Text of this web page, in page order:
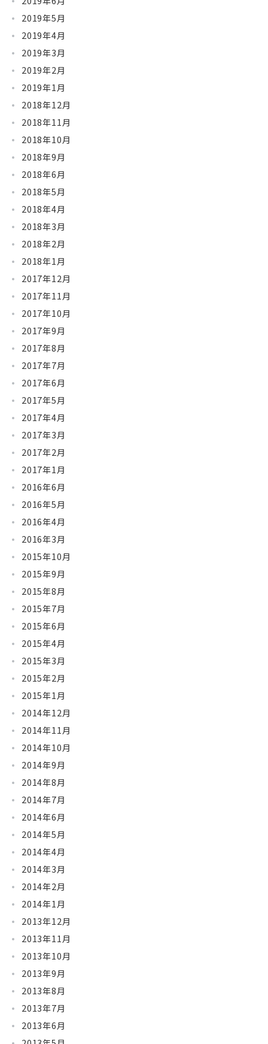
2019年5月
2019年4月
2019年3月
2019年2月
2019年1月
2018年12月
2018年11月
2018年10月
2018年9月
2018年6月
2018年5月
2018年4月
2018年3月
2018年2月
2018年1月
2017年12月
2017年11月
2017年10月
2017年9月
2017年8月
2017年7月
2017年6月
2017年5月
2017年4月
2017年3月
2017年2月
2017年1月
2016年6月
2016年5月
2016年4月
2016年3月
2015年10月
2015年9月
2015年8月
2015年7月
2015年6月
2015年4月
2015年3月
2015年2月
2015年1月
2014年12月
2014年11月
2014年10月
2014年9月
2014年8月
2014年7月
2014年6月
2014年5月
2014年4月
2014年3月
2014年2月
2014年1月
2013年12月
2013年11月
2013年10月
2013年9月
2013年8月
2013年7月
2013年6月